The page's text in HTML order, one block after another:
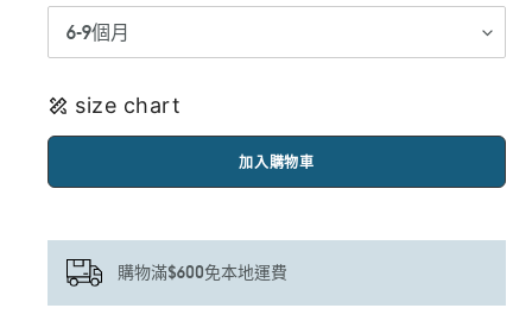
size chart
加入購物車
購物滿$600免本地運費